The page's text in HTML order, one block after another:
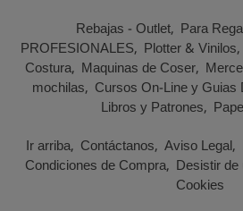
Rebajas - Outlet Para
PROFESIONALES Plotter & Vinilos
Costura Maquinas de Coser
mochilas Cursos On-Line y Guias
Libros y Patrones
Ir arriba Contáctanos Aviso Legal
Condiciones de Compra Desistir
Cookies